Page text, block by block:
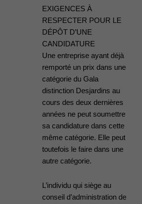
EXIGENCES À
RESPECTER POUR LE
DÉPÔT D’UNE
CANDIDATURE
Une entreprise ayant déjà
remporté un prix dans une
catégorie du Gala
distinction Desjardins au
cours des deux dernières
années ne peut soumettre
sa candidature dans cette
même catégorie. Elle peut
toutefois le faire dans une
autre catégorie.
L’individu qui siège au
conseil d’administration de